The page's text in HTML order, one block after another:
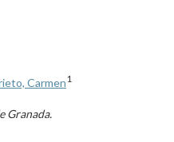
Carmen1
Granada.